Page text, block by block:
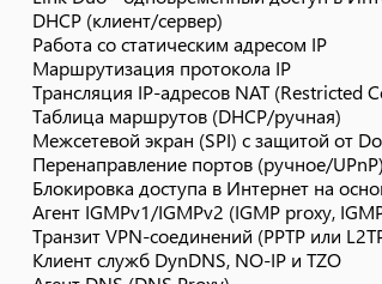
Диапазон частот - 2,4 ГГц
Защита сети WEP/WPA-PSK/WPA2-PSK,
Быстрая настройка WPS (PBC/PIN)
Режим Wi-Fi Multimedia (WMM)
Диагностика и управление
Быстрая настройка ZyXEL NetFriend на
Веб-конфигуратор на русском языке
FTP/TFTP/TELNET
Возможность управления из внешней
DHCP (клиент/сервер)
Работа со статическим адресом IP
Маршрутизация протокола IP
Трансляция IP-адресов NAT (Restricted
Таблица маршрутов (DHCP/ручная)
Межсетевой экран (SPI) с защитой от
Перенаправление портов (ручное/UPnP)
Блокировка доступа в Интернет на
Агент IGMPv1/IGMPv2 (IGMP proxy,
Транзит VPN-соединений (PPTP или
Клиент служб DynDNS, NO-IP и TZO